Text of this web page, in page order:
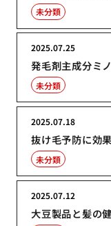
未分類
発毛剤主成分ミ
2025.07.25
未分類
抜け毛予防に効
2025.07.18
未分類
大豆製品と髪の
2025.07.12